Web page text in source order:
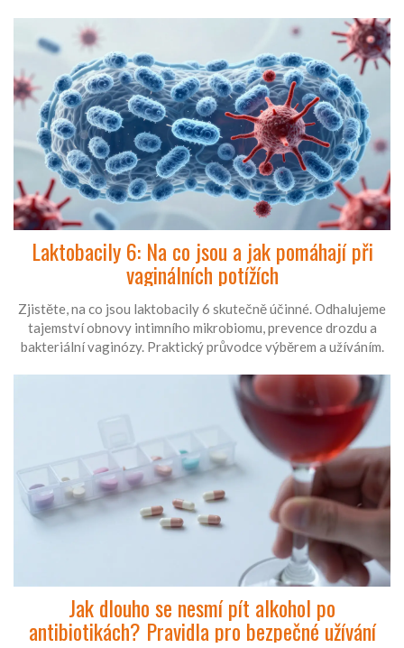
Laktobacily 6: Na co jsou a jak pomáhají při
vaginálních potížích
Zjistěte, na co jsou laktobacily 6 skutečně účinné. Odhalujeme
tajemství obnovy intimního mikrobiomu, prevence drozdu a
bakteriální vaginózy. Praktický průvodce výběrem a užíváním.
Jak dlouho se nesmí pít alkohol po
antibiotikách? Pravidla pro bezpečné užívání